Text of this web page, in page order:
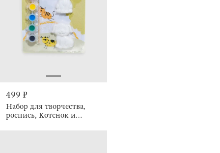
499 ₽
Набор для творчества,
роспись, Котенок и